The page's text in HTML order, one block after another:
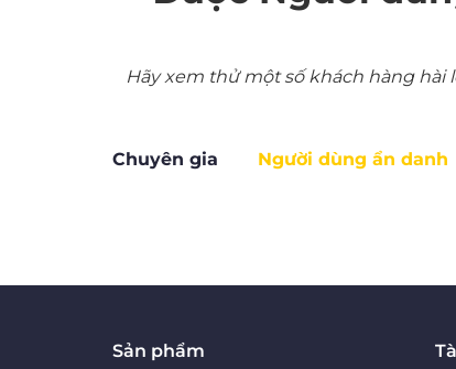
Hãy xem thử một số khách hàng
Chuyên gia Người dùng ẩn danh
Sản phẩm